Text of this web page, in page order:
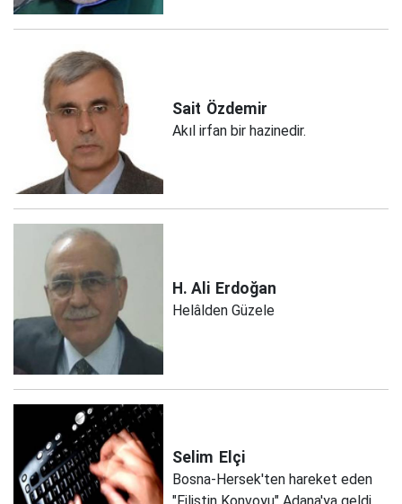
Sait Özdemir
Akıl irfan bir hazinedir.
H. Ali Erdoğan
Helâlden Güzele
Selim Elçi
Bosna-Hersek'ten hareket eden